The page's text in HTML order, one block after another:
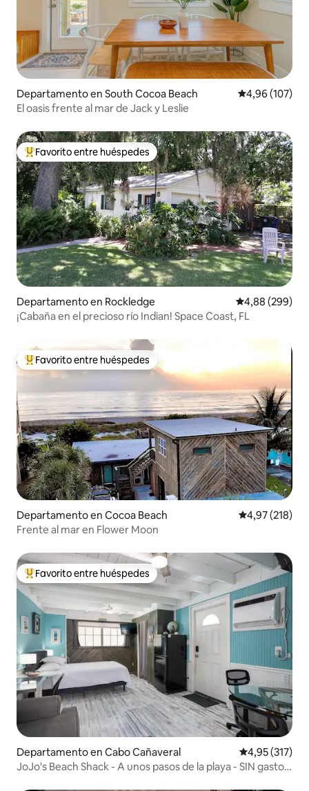
Departamento en South Cocoa Beach Calificación
4,96 (107)
El oasis frente al mar de Jack y Leslie
Favorito entre los huéspedes más destacados
Favorito entre huéspedes
Departamento en Rockledge Calificación
4,88 (299)
¡Cabaña en el precioso río Indian! Space Coast, FL
Favorito entre los huéspedes más destacados
Favorito entre huéspedes
Departamento en Cocoa Beach Calificación
4,97 (218)
Frente al mar en Flower Moon
Favorito entre los huéspedes más destacados
Favorito entre huéspedes
Departamento en Cabo Cañaveral Calificación
4,95 (317)
JoJo's Beach Shack - A unos pasos de la playa - SIN gastos